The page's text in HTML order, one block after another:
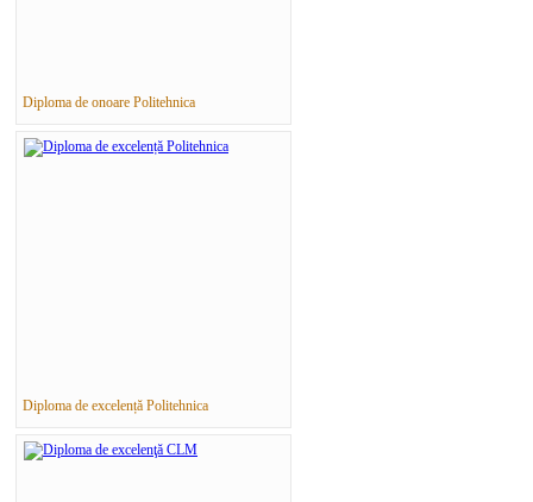
Diploma de onoare Politehnica
Diploma de excelență Politehnica